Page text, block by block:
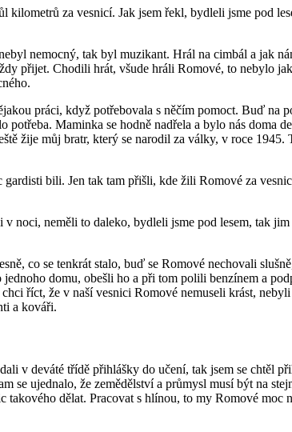
za vesnicí. Jak jsem řekl, bydleli jsme pod
nemocný, tak byl muzikant. Hrál na cimbál a jak
přijet. Chodili hrát, všude hráli Romové, to nebylo
práci, když potřebovala s něčím pomoct. Buď na
Maminka se hodně nadřela a bylo nás doma
žije můj bratr, který se narodil za války, v roce 1945.
bili. Jen tak tam přišli, kde žili Romové za
noci, neměli to daleko, bydleli jsme pod lesem, tak
co se tenkrát stalo, buď se Romové nechovali
domu, obešli ho a při tom polili benzínem a
říct, že v naší vesnici Romové nemuseli krást,
a kováři.
v deváté třídě přihlášky do učení, tak jsem se chtěl
se ujednalo, že zemědělství a průmysl musí být na
dělat. Pracovat s hlínou, to my Romové moc